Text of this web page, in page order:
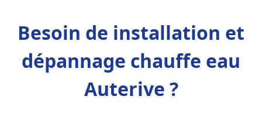
Besoin de installation et
dépannage chauffe eau
Auterive ?